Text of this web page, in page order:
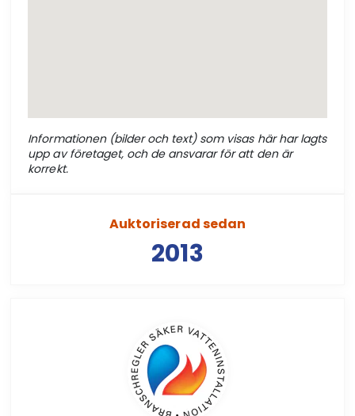
Informationen (bilder och text) som visas här har lagts
upp av företaget, och de ansvarar för att den är
korrekt.
Auktoriserad sedan
2013